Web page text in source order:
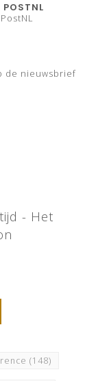
POSTNL
de nieuwsbrief
- Het
(148)